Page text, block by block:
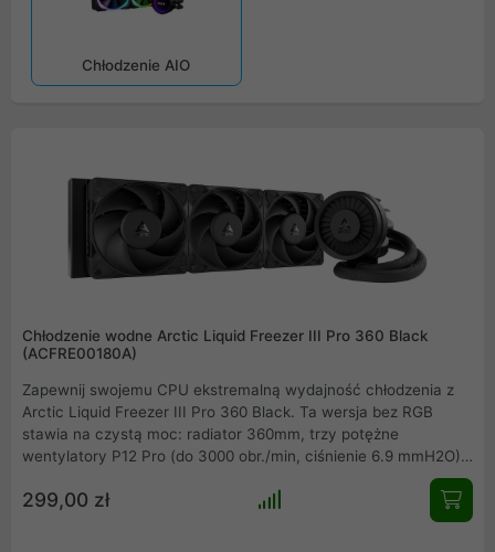
Chłodzenie AIO
Chłodzenie wodne Arctic Liquid Freezer III Pro 360 Black
(ACFRE00180A)
Zapewnij swojemu CPU ekstremalną wydajność chłodzenia z
Arctic Liquid Freezer III Pro 360 Black. Ta wersja bez RGB
stawia na czystą moc: radiator 360mm, trzy potężne
wentylatory P12 Pro (do 3000 obr./min, ciśnienie 6.9 mmH2O) i
Kompatybilny z Intel LGA1851/1700 i AMD AM5/AM4. Pasta
MX-6 i 6-letnia gwarancja w zestawie. Idealny dla entuzjastów
299,00 zł